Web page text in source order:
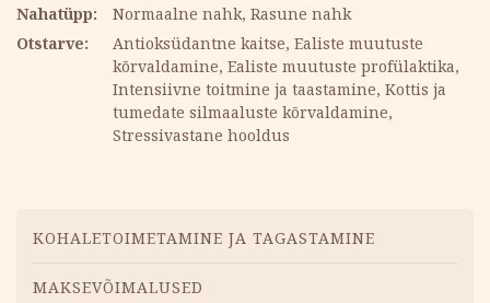
Nahatüpp
Normaalne nahk, Rasune nahk
Otstarve
Antioksüdantne kaitse, Ealiste muutuste
kõrvaldamine, Ealiste muutuste profülaktika,
Intensiivne toitmine ja taastamine, Kottis ja
tumedate silmaaluste kõrvaldamine,
Stressivastane hooldus
Menüü
KOHALETOIMETAMINE JA TAGASTAMINE
MAKSEVÕIMALUSED